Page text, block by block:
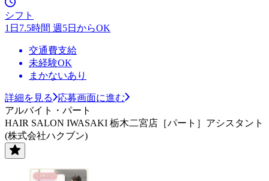
シフト
1日7.5時間 週5日からOK
交通費支給
未経験OK
まかないあり
詳細を見る
応募画面に進む
アルバイト・パート
HAIR SALON IWASAKI 栃木二宮店［パート］アシスタント
(株式会社ハクブン)